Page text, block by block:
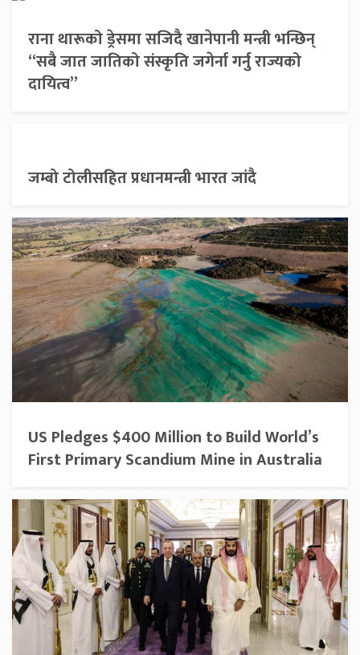
राना थारूको ड्रेसमा सजिदै खानेपानी मन्त्री भन्छिन्
“सबै जात जातिको संस्कृति जगेर्ना गर्नु राज्यको
दायित्व”
जम्बो टोलीसहित प्रधानमन्त्री भारत जांदै
US Pledges $400 Million to Build World’s
First Primary Scandium Mine in Australia